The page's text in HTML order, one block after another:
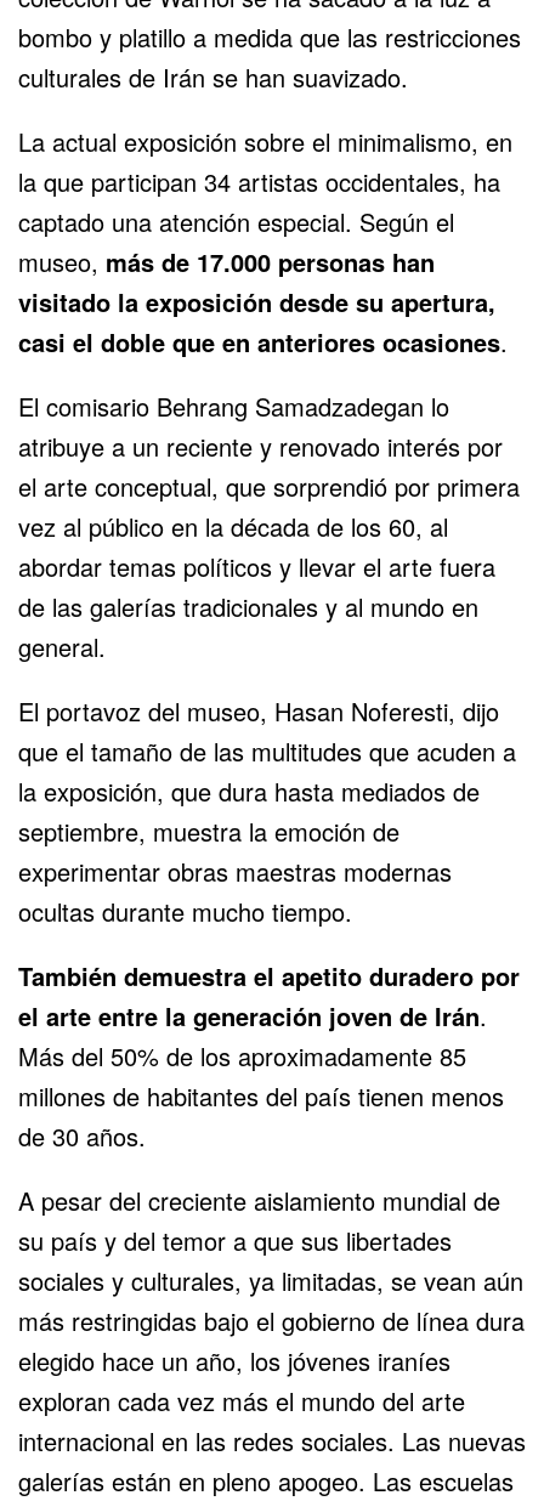
bombo y platillo a medida que las restricciones
culturales de Irán se han suavizado.
La actual exposición sobre el minimalismo, en
la que participan 34 artistas occidentales, ha
captado una atención especial. Según el
museo, más de 17.000 personas han
visitado la exposición desde su apertura,
casi el doble que en anteriores ocasiones.
El comisario Behrang Samadzadegan lo
atribuye a un reciente y renovado interés por
el arte conceptual, que sorprendió por primera
vez al público en la década de los 60, al
abordar temas políticos y llevar el arte fuera
de las galerías tradicionales y al mundo en
general.
El portavoz del museo, Hasan Noferesti, dijo
que el tamaño de las multitudes que acuden a
la exposición, que dura hasta mediados de
septiembre, muestra la emoción de
experimentar obras maestras modernas
ocultas durante mucho tiempo.
También demuestra el apetito duradero por
el arte entre la generación joven de Irán.
Más del 50% de los aproximadamente 85
millones de habitantes del país tienen menos
de 30 años.
A pesar del creciente aislamiento mundial de
su país y del temor a que sus libertades
sociales y culturales, ya limitadas, se vean aún
más restringidas bajo el gobierno de línea dura
elegido hace un año, los jóvenes iraníes
exploran cada vez más el mundo del arte
internacional en las redes sociales. Las nuevas
galerías están en pleno apogeo. Las escuelas